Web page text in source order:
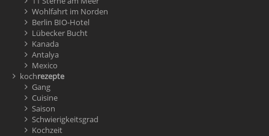
Wohlfahrt im Norden
Berlin BIO-Hotel
Lübecker Bucht
Kanada
Antalya
Mexico
kochrezepte
Gang
Cuisine
Saison
Schwierigkeitsgrad
Kochzeit